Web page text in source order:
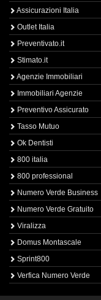
Assicurazioni Italia
Outlet Italia
Preventivato.it
Stimato.it
Agenzie Immobiliari
Immobiliari Agenzie
Preventivo Assicurato
Tasso Mutuo
Ok Dentisti
800 italia
800 professional
Numero Verde Business
Numero Verde Gratuito
Viralizza
Domus Montascale
Sprint800
Verfica Numero Verde